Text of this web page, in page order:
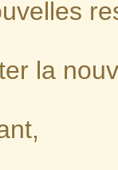
la